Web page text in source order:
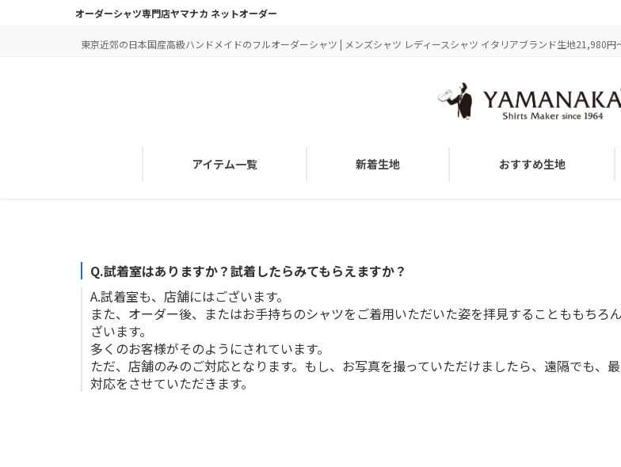
オーダーシャツ専門店ヤマナカ ネットオーダー
東京近郊の日本国産高級ハンドメイドのフルオーダーシャツ | メンズシャツ レディースシャツ イタリアブランド生地21,980
アイテム一覧 新着生地 おすすめ生地
Q.試着室はありますか？試着したらみてもらえますか？
A.試着室も、店舗にはございます。
また、オーダー後、またはお手持ちのシャツをご着用いただいた姿を拝見することももちろ
ざいます。
多くのお客様がそのようにされています。
ただ、店舗のみのご対応となります。もし、お写真を撮っていただけましたら、遠隔でも、
対応をさせていただきます。